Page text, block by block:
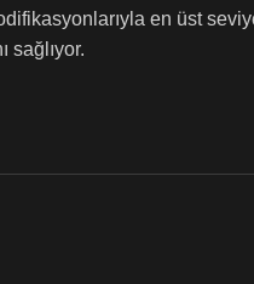
en üst
sağlıyor.